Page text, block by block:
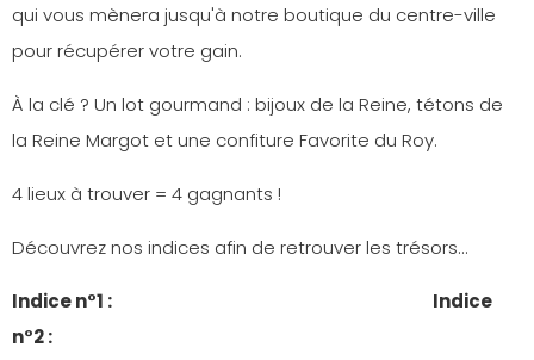
qui vous mènera jusqu'à notre boutique du centre-ville
pour récupérer votre gain.
À la clé ? Un lot gourmand : bijoux de la Reine, tétons de
la Reine Margot et une confiture Favorite du Roy.
4 lieux à trouver = 4 gagnants !
Découvrez nos indices afin de retrouver les trésors…
Indice n°1 :
Indice
n°2 :